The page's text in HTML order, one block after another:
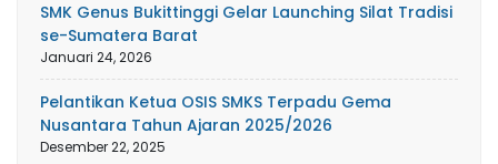
SMK Genus Bukittinggi Gelar Launching Silat Tradisi
se-Sumatera Barat
Januari 24, 2026
Pelantikan Ketua OSIS SMKS Terpadu Gema
Nusantara Tahun Ajaran 2025/2026
Desember 22, 2025